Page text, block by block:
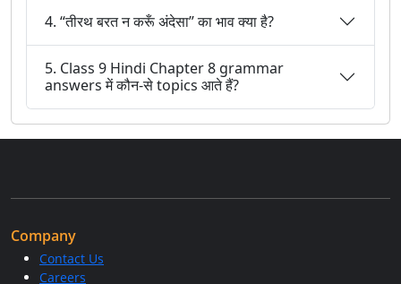
4. “तीरथ बरत न करूँ अंदेसा” का भाव क्या है?
5. Class 9 Hindi Chapter 8 grammar
answers में कौन-से topics आते हैं?
Company
Contact Us
Careers